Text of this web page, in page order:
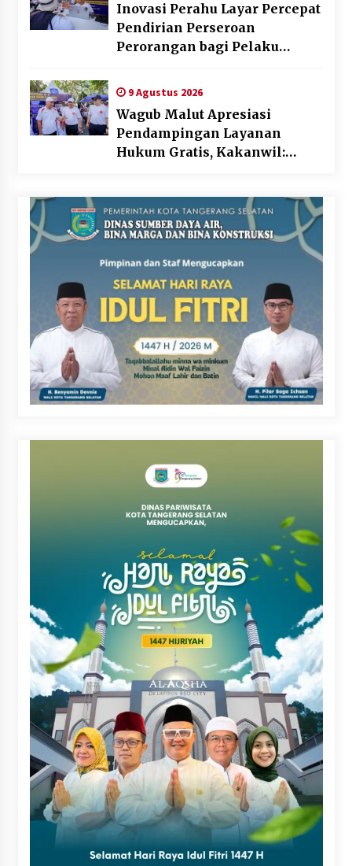
Inovasi Perahu Layar Percepat
Pendirian Perseroan
Perorangan bagi Pelaku
9 Agustus 2026
Wagub Malut Apresiasi
Pendampingan Layanan
Hukum Gratis, Kakanwil: